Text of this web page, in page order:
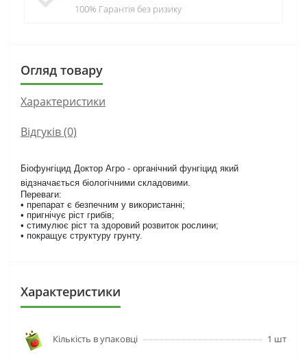
100% Гарантія без ризику
Огляд товару
Характеристики
Відгуків (0)
Біофунгіцид Доктор Агро - органічний фунгіцид який
відзначається біологічними складовими.
Переваги:
• препарат є безпечним у використанні;
• пригнічує ріст грибів;
• стимулює ріст та здоровий розвиток рослини;
• покращує структуру грунту.
Характеристики
Кількість в упаковці 1 шт